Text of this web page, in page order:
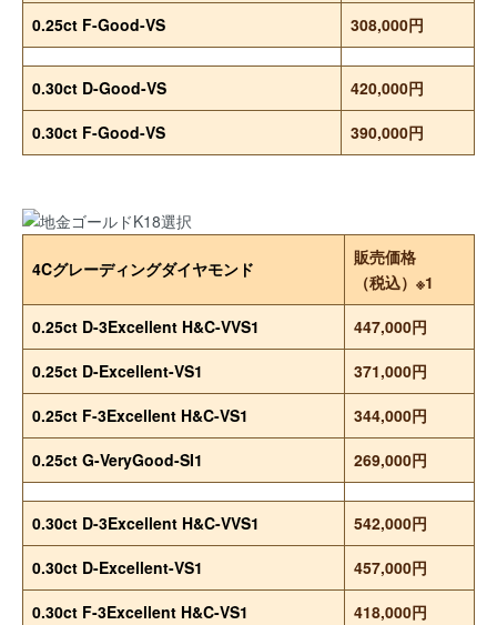
0.25ct F-Good-VS
308,000円
0.30ct D-Good-VS
420,000円
0.30ct F-Good-VS
390,000円
4Cグレーディングダイヤモンド
販売価格
（税込）※1
0.25ct D-3Excellent H&C-VVS1
447,000円
0.25ct D-Excellent-VS1
371,000円
0.25ct F-3Excellent H&C-VS1
344,000円
0.25ct G-VeryGood-SI1
269,000円
0.30ct D-3Excellent H&C-VVS1
542,000円
0.30ct D-Excellent-VS1
457,000円
0.30ct F-3Excellent H&C-VS1
418,000円